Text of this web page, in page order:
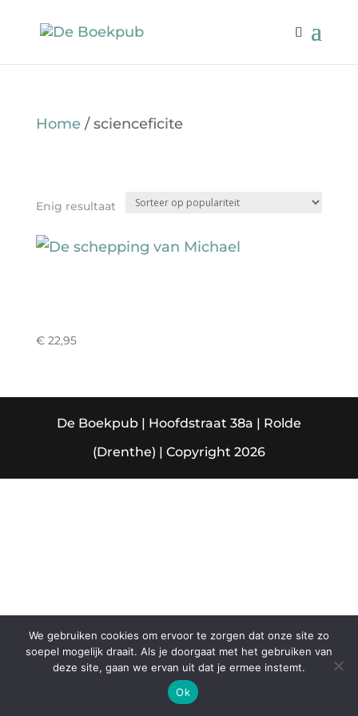
Home/ scienceficite
Enig resultaat
€22,95
De Boekpub | Hoofdstraat 38a | Rolde
(Drenthe) | Copyright 2026
We gebruiken cookies om ervoor te zorgen dat onze site zo
soepel mogelijk draait. Als je doorgaat met het gebruiken van
deze site, gaan we ervan uit dat je ermee instemt.
Ok